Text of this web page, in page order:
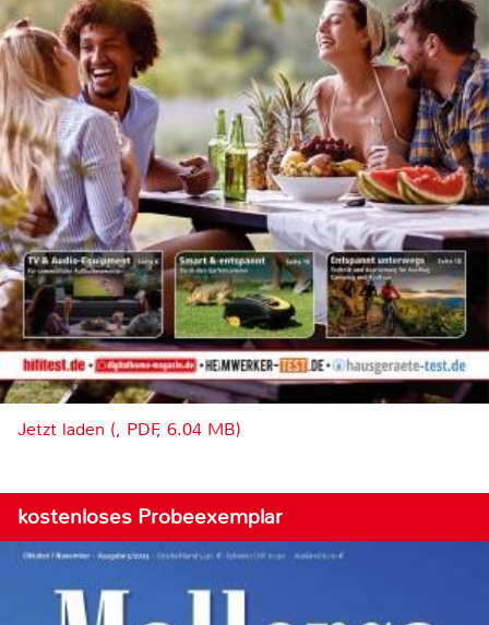
Jetzt laden (, PDF, 6.04 MB)
kostenloses Probeexemplar